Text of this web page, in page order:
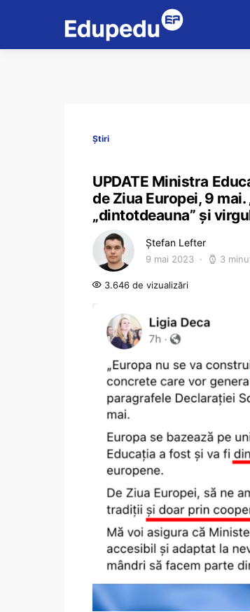
Știri
UPDATE Ministra
de Ziua Europei, 9
„dintotdeauna” și
Ștefan Lefter
9 mai 2023 3
3.646 de vizualizări